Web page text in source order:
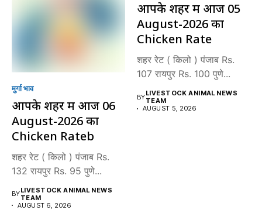
मुर्गा भाव
आपके शहर में आज 06
August-2026 का
Chicken Rateb
शहर रेट ( किलो ) पंजाब Rs.
132 रायपुर Rs. 95 पुणे...
BYLIVESTOCK ANIMAL NEWS
TEAM
AUGUST 6, 2026
आपके शहर में आज 05
August-2026 का
Chicken Rate
शहर रेट ( किलो ) पंजाब Rs.
107 रायपुर Rs. 100 पुणे...
BYLIVESTOCK ANIMAL NEWS
TEAM
AUGUST 5, 2026